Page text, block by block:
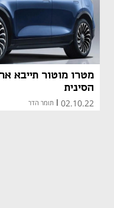
הסינית
02.10.22 תומר הדר